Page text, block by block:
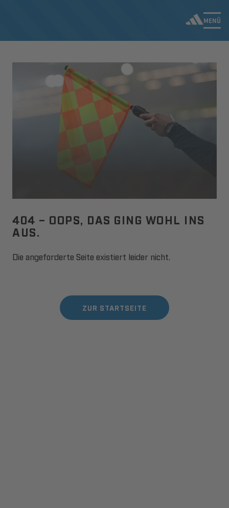
MENÜ
404 – OOPS, DAS GING WOHL INS
AUS.
Die angeforderte Seite existiert leider nicht.
ZUR STARTSEITE